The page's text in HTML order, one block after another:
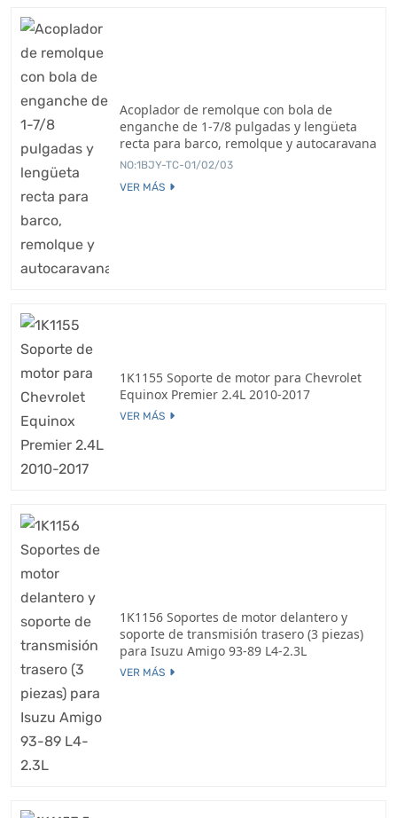
Acoplador de remolque con bola de
enganche de 1-7/8 pulgadas y lengüeta
recta para barco, remolque y autocaravana
NO:1BJY-TC-01/02/03
VER MÁS
1K1155 Soporte de motor para Chevrolet
Equinox Premier 2.4L 2010-2017
VER MÁS
1K1156 Soportes de motor delantero y
soporte de transmisión trasero (3 piezas)
para Isuzu Amigo 93-89 L4-2.3L
VER MÁS